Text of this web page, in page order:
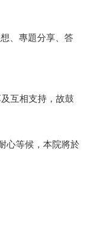
、專題分享、答
互相支持，故鼓
心等候，本院將於